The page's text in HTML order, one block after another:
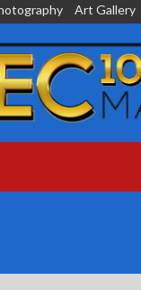
Art Gallery